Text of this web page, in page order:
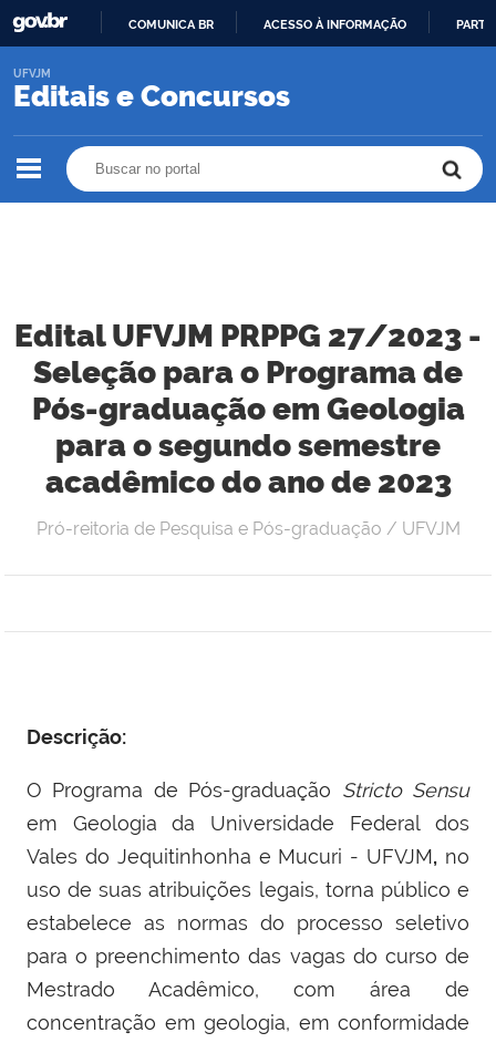
O
COMUNICA BR ACESSO À INFORMAÇÃO
Editais e Concursos
UFVJM
Edital UFVJM PRPPG 27/2023 -
Seleção para o Programa de
Pós-graduação em Geologia
para o segundo semestre
acadêmico do ano de 2023
Pró-reitoria de Pesquisa e Pós-graduação / UFVJM
Descrição:
O Programa de Pós-graduação Stricto Sensu
em Geologia
da Universidade Federal dos
Vales do Jequitinhonha e Mucuri - UFVJM, no
uso de suas atribuições legais, torna público e
estabelece as normas do processo seletivo
para o preenchimento das vagas do curso de
Mestrado Acadêmico,
com área de
concentração em geologia, em conformidade